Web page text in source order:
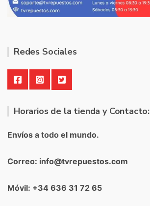
Redes Sociales
Horarios de la tienda y Contacto:
Envíos a todo el mundo.
Correo: info@tvrepuestos.com
Móvil: +34 636 31 72 65